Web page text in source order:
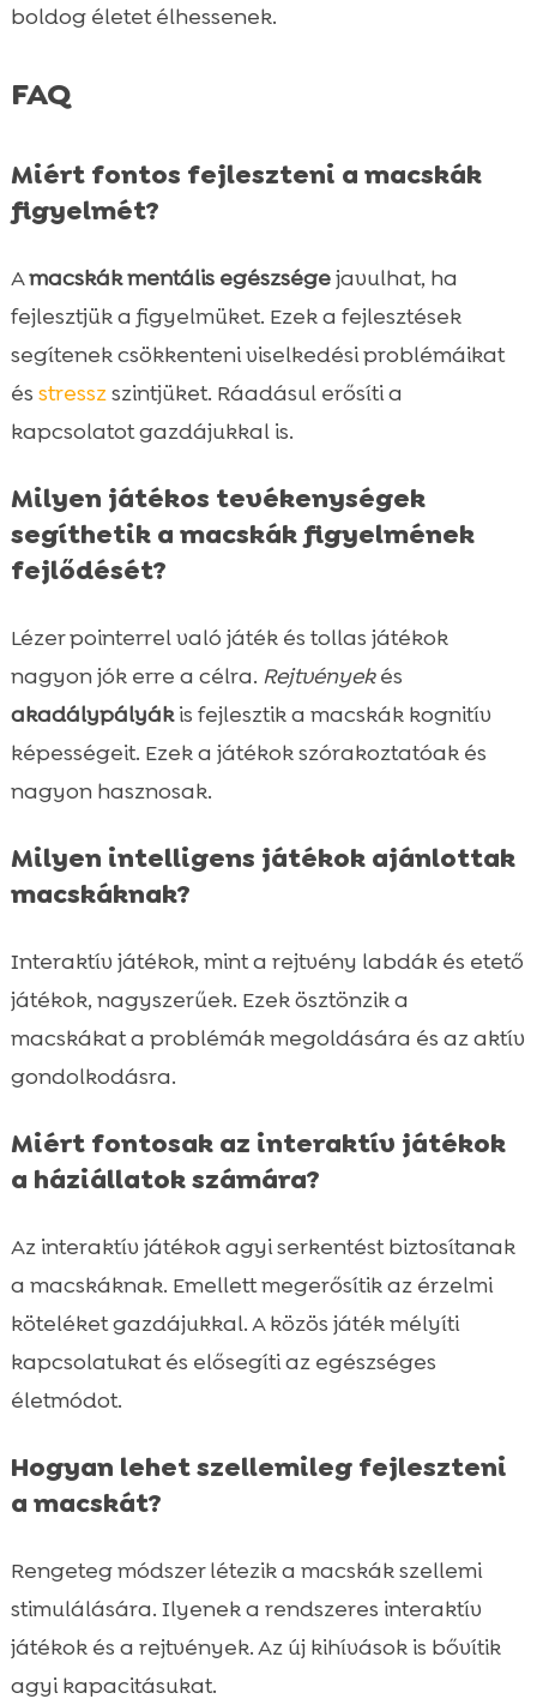
boldog életet élhessenek.
FAQ
Miért fontos fejleszteni a macskák
figyelmét?
Amacskák mentális egészségejavulhat, ha
fejlesztjük a figyelmüket. Ezek a fejlesztések
segítenek csökkenteni viselkedési problémáikat
és stresszszintjüket. Ráadásul erősíti a
kapcsolatot gazdájukkal is.
Milyen játékos tevékenységek
segíthetik a macskák figyelmének
fejlődését?
Lézer pointerrel való játék és tollas játékok
nagyon jók erre a célra. Rejtvényekés
akadálypályákis fejlesztik a macskák kognitív
képességeit. Ezek a játékok szórakoztatóak és
nagyon hasznosak.
Milyen intelligens játékok ajánlottak
macskáknak?
Interaktív játékok, mint a rejtvény labdák és etető
játékok, nagyszerűek. Ezek ösztönzik a
macskákat a problémák megoldására és az aktív
gondolkodásra.
Miért fontosak az interaktív játékok
a háziállatok számára?
Az interaktív játékok agyi serkentést biztosítanak
a macskáknak. Emellett megerősítik az érzelmi
köteléket gazdájukkal. A közös játék mélyíti
kapcsolatukat és elősegíti az egészséges
életmódot.
Hogyan lehet szellemileg fejleszteni
a macskát?
Rengeteg módszer létezik a macskák szellemi
stimulálására. Ilyenek a rendszeres interaktív
játékok és a rejtvények. Az új kihívások is bővítik
agyi kapacitásukat.